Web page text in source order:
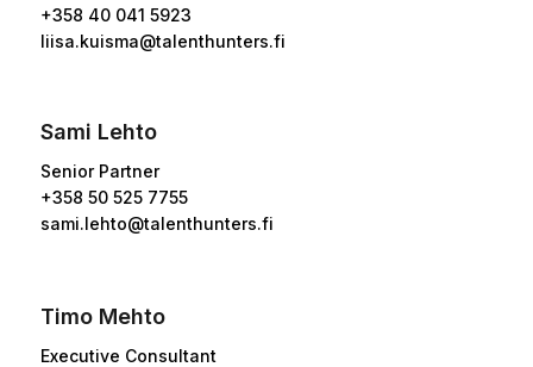
+358 40 041 5923
liisa.kuisma@talenthunters.fi
Sami Lehto
Senior Partner
+358 50 525 7755
sami.lehto@talenthunters.fi
Timo Mehto
Executive Consultant